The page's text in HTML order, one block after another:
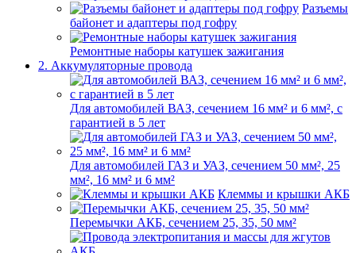
Разъемы
байонет и адаптеры под гофру
Ремонтные наборы катушек зажигания
2. Аккумуляторные провода
Для автомобилей ВАЗ, сечением 16 мм² и 6 мм², с
гарантией в 5 лет
Для автомобилей ГАЗ и УАЗ, сечением 50 мм², 25
мм², 16 мм² и 6 мм²
Клеммы и крышки АКБ
Перемычки АКБ, сечением 25, 35, 50 мм²